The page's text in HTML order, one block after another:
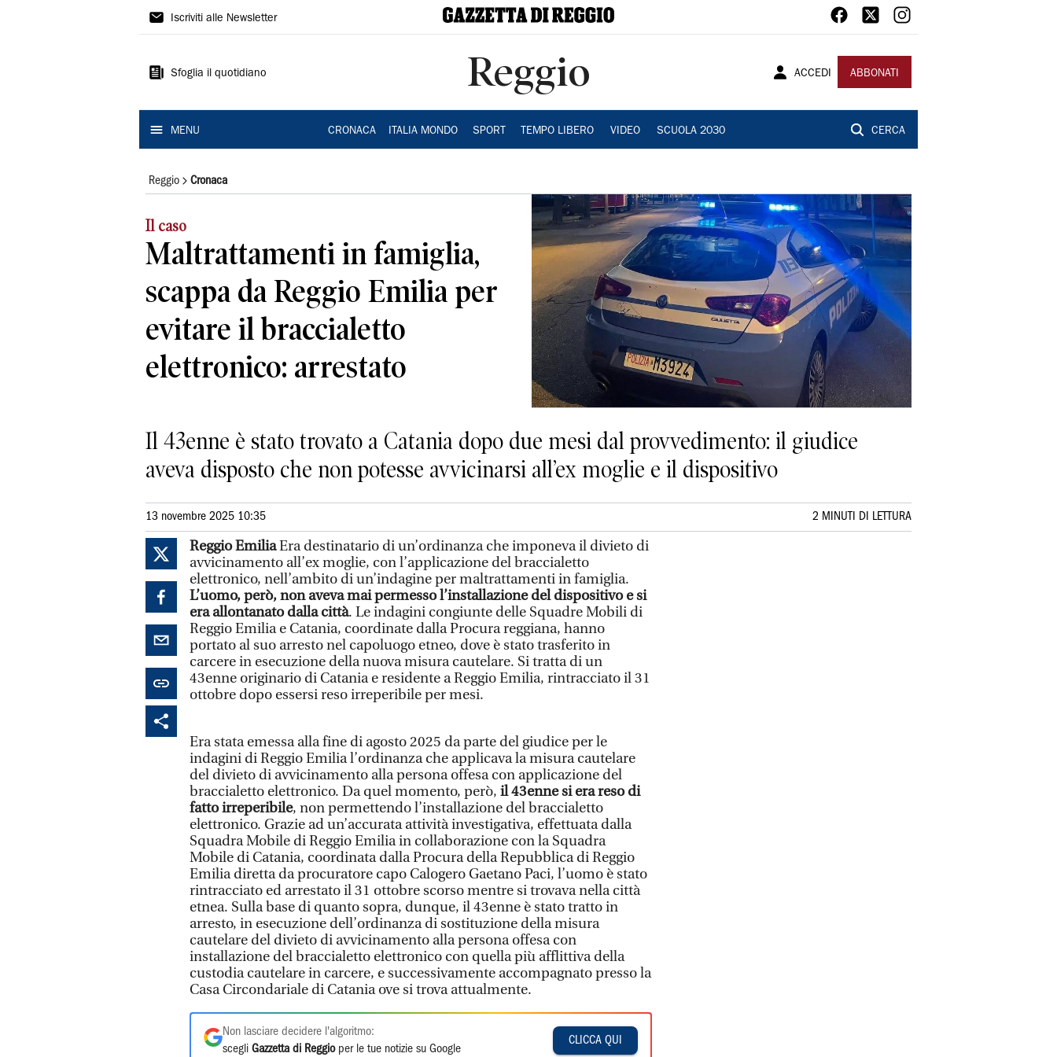
Gazzetta
Reggio
Iscriviti alle Newsletter
Sfoglia il quotidiano Reggio ACCEDI ABBONATI
MENU CRONACA ITALIA MONDO SPORT TEMPO LIBERO VIDEO SCUOLA 2030 CERCA
Reggio Cronaca
Il caso
Maltrattamenti in famiglia,
scappa da Reggio Emilia per
evitare il braccialetto
elettronico: arrestato
Il 43enne è stato trovato a Catania dopo due mesi dal provvedimento: il giudice
aveva disposto che non potesse avvicinarsi all’ex moglie e il dispositivo
13 novembre 2025 10:35 2 MINUTI DI LETTURA
Reggio EmiliaEra destinatario di un’ordinanza che imponeva il divieto di
avvicinamento all’ex moglie, con l’applicazione del braccialetto
elettronico, nell’ambito di un’indagine per maltrattamenti in famiglia.
L’uomo, però, non aveva mai permesso l’installazione del dispositivo e si
era allontanato dalla città. Le indagini congiunte delle Squadre Mobili di
Reggio Emilia e Catania, coordinate dalla Procura reggiana, hanno
portato al suo arresto nel capoluogo etneo, dove è stato trasferito in
carcere in esecuzione della nuova misura cautelare. Si tratta di un
43enne originario di Catania e residente a Reggio Emilia, rintracciato il 31
ottobre dopo essersi reso irreperibile per mesi.
Era stata emessa alla fine di agosto 2025 da parte del giudice per le
indagini di Reggio Emilia l’ordinanza che applicava la misura cautelare
del divieto di avvicinamento alla persona offesa con applicazione del
braccialetto elettronico. Da quel momento, però, il 43enne si era reso di
fatto irreperibile, non permettendo l’installazione del braccialetto
elettronico. Grazie ad un’accurata attività investigativa, effettuata dalla
Squadra Mobile di Reggio Emilia in collaborazione con la Squadra
Mobile di Catania, coordinata dalla Procura della Repubblica di Reggio
Emilia diretta da procuratore capo Calogero Gaetano Paci, l’uomo è stato
rintracciato ed arrestato il 31 ottobre scorso mentre si trovava nella città
etnea. Sulla base di quanto sopra, dunque, il 43enne è stato tratto in
arresto, in esecuzione dell’ordinanza di sostituzione della misura
cautelare del divieto di avvicinamento alla persona offesa con
installazione del braccialetto elettronico con quella più afflittiva della
custodia cautelare in carcere, e successivamente accompagnato presso la
Casa Circondariale di Catania ove si trova attualmente.
Non lasciare decidere l'algoritmo:
scegli Gazzetta di Reggioper le tue notizie su Google
CLICCA QUI